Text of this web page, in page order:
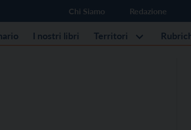
Chi Siamo Redazione
I nostri libri Territori